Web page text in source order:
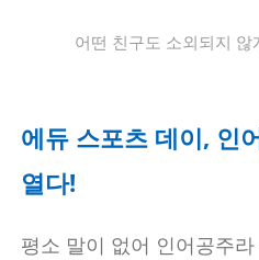
어떤 친구도 소외되지
에듀 스포츠 데이, 인
열다!
평소 말이 없어 인어공주